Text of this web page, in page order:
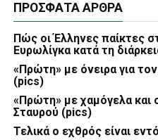
ΠΡΌΣΦΑΤΑ ΆΡΘΡΑ
Πώς οι Έλληνες παίκτες
Ευρωλίγκα κατά τη
«Πρώτη» με όνειρα για
(pics)
«Πρώτη» με χαμόγελα και
Σταυρού (pics)
Τελικά ο εχθρός είναι